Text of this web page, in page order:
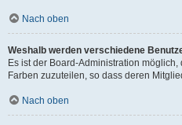
Nach oben
Weshalb werden verschiedene
Es ist der Board-Administration
Farben zuzuteilen, so dass deren
Nach oben